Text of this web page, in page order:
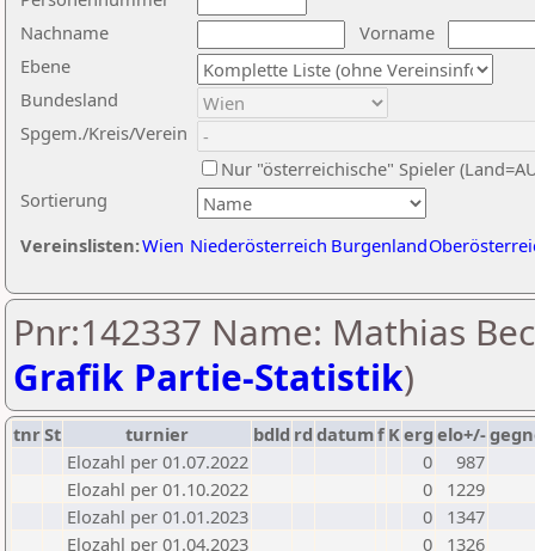
Nachname
Vorname
Ebene
Sortierung
Bundesland
Spgem./Kreis/Verein
Nur "österreichische" Spieler
Vereinslisten:Wien Niederösterreich Burgenland
Pnr:142337 Name: Mathias
Grafik Partie-Statistik)
tnrSt turnier bdld rd datumf Kerg elo+/-
Elozahl per 01.07.2022
0
987
Elozahl per 01.10.2022
0
1229
Elozahl per 01.01.2023
0
1347
Elozahl per 01.04.2023
0
1326